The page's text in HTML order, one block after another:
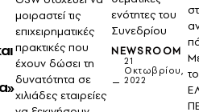
μοιραστεί τις
επιχειρηματικές
πρακτικές που
έχουν δώσει τη
δυνατότητα σε
χιλιάδες εταιρείες
ενότητες του
Συνεδρίου
NEWSROOM
21
Οκτωβρίου,
2022